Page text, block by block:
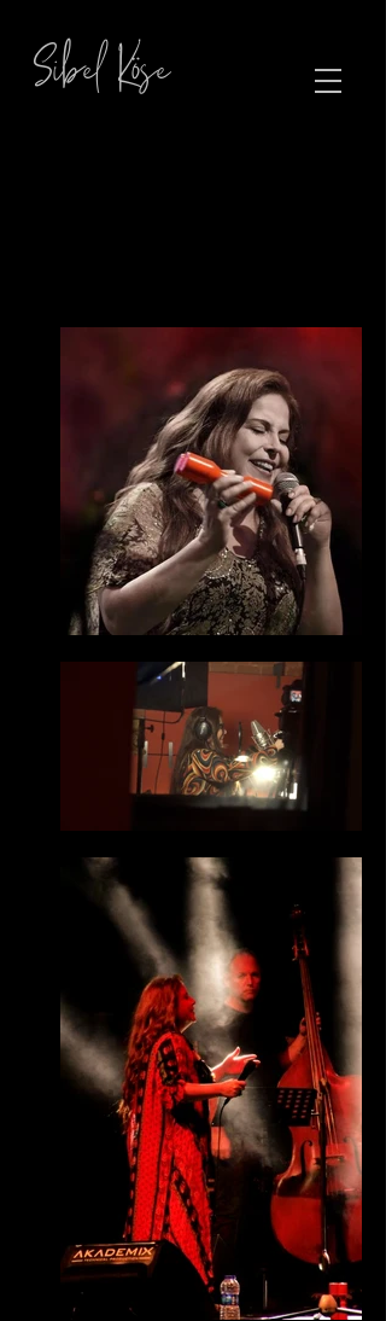
Sibel Köse